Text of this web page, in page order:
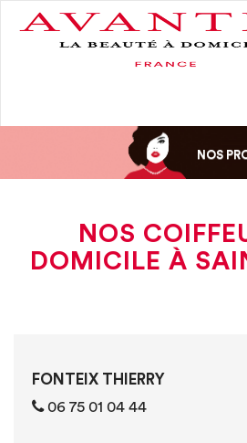
NOS
NOS
DOMICILE À
FONTEIX THIERRY
06 75 01 04 44